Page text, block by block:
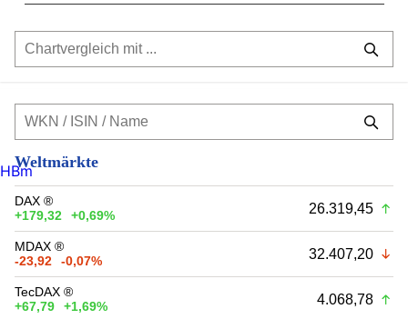
Weltmärkte
DAX ®
+179,32
+0,69% 26.319,45
MDAX ®
-23,92
-0,07% 32.407,20
TecDAX ®
+67,79
+1,69% 4.068,78
HBm